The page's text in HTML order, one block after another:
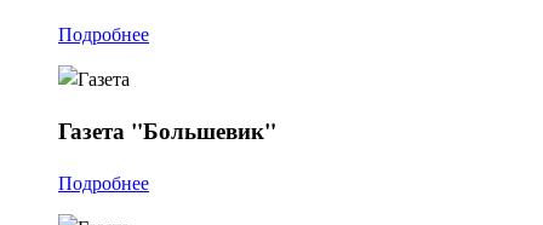
Подробнее
Газета "Большевик"
Подробнее